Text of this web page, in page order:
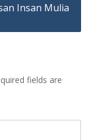
Insan Mulia
fields are